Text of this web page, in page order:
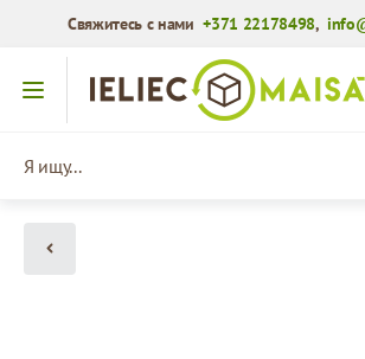
Свяжитесь с нами+371 22178498,
Перейти к содержимому